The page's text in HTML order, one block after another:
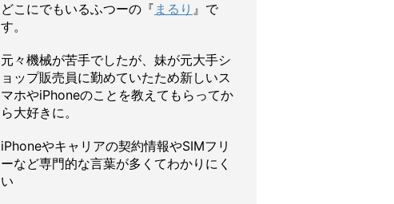
どこにでもいるふつーの『 まるり 』で
す。
元々機械が苦手でしたが、妹が元大手シ
ョップ販売員に勤めていたため新しいス
マホやiPhoneのことを教えてもらってか
ら大好きに。
iPhoneやキャリアの契約情報やSIMフリ
ーなど専門的な言葉が多くてわかりにく
い